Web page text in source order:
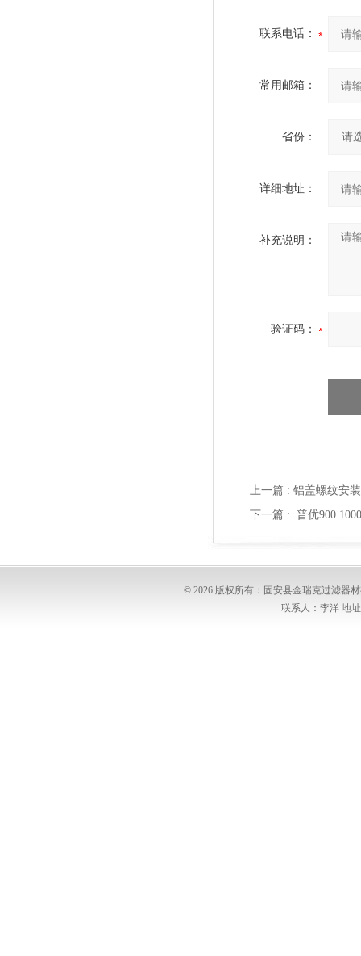
联系电话：
常用邮箱：
省份：
详细地址：
补充说明：
验证码：
上一篇 : 铝盖螺纹安
下一篇 : 普优900
© 2026 版权所有：固安县金瑞克过滤器
联系人：李洋 地